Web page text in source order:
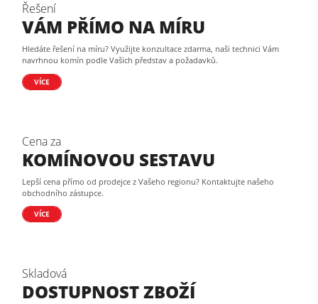
Řešení
VÁM PŘÍMO NA MÍRU
Hledáte řešení na míru? Využijte konzultace zdarma, naši technici Vám
navrhnou komín podle Vašich představ a požadavků.
VÍCE
Cena za
KOMÍNOVOU SESTAVU
Lepší cena přímo od prodejce z Vašeho regionu? Kontaktujte našeho
obchodního zástupce.
VÍCE
Skladová
DOSTUPNOST ZBOŽÍ